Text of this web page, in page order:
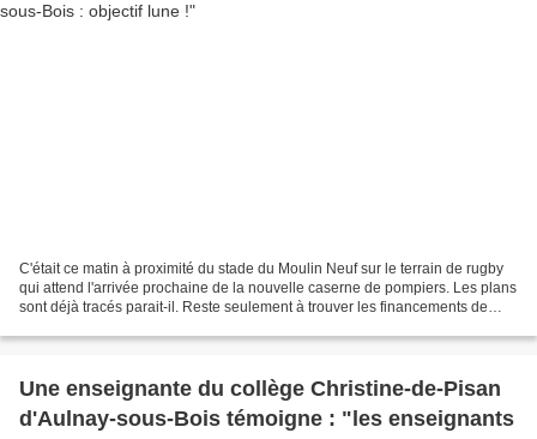
C'était ce matin à proximité du stade du Moulin Neuf sur le terrain de rugby
qui attend l'arrivée prochaine de la nouvelle caserne de pompiers. Les plans
sont déjà tracés parait-il. Reste seulement à trouver les financements de
Une enseignante du collège Christine-de-Pisan
d'Aulnay-sous-Bois témoigne : "les enseignants